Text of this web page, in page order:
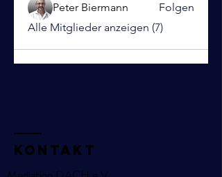
Peter Biermann
Folgen
Alle Mitglieder anzeigen (7)
KOntakt